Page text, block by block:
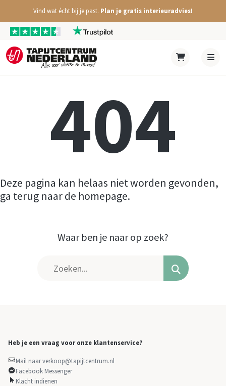
Vind wat écht bij je past. Plan je gratis interieuradvies!
404
Deze pagina kan helaas niet worden gevonden,
ga terug naar de homepage.
Waar ben je naar op zoek?
Heb je een vraag voor onze klantenservice?
Mail naar verkoop@tapijtcentrum.nl
Facebook Messenger
Klacht indienen